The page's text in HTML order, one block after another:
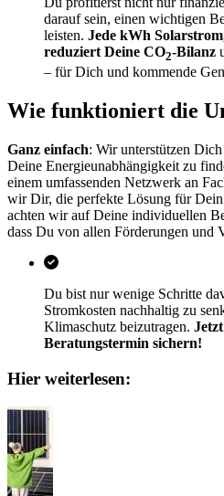
darauf sein, einen wichtigen
leisten. Jede kWh
reduziert Deine CO2-Bilanz
– für Dich und kommende
Wie funktioniert die
Ganz einfach: Wir unterstützen
Deine Energieunabhängigkeit zu
einem umfassenden Netzwerk an
wir Dir, die perfekte Lösung für
achten wir auf Deine individuellen
dass Du von allen Förderungen und
Du bist nur wenige Schritte
Stromkosten nachhaltig zu
Klimaschutz beizutragen.
Beratungstermin sichern!
Hier weiterlesen: